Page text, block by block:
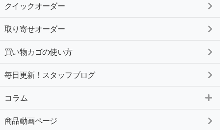
クイックオーダー
取り寄せオーダー
買い物カゴの使い方
毎日更新！スタッフブログ
コラム
商品動画ページ